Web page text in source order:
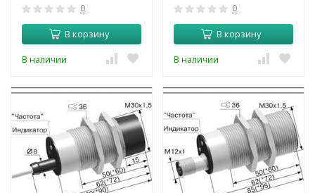
0
В корзину
В наличии
0
В корзину
В наличии